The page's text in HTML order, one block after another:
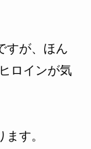
すが、ほん
ロインが気
す。